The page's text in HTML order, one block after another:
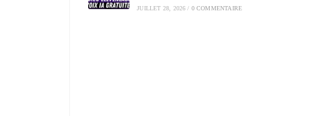
JUILLET 28, 2026 / 0 COMMENTAIRE